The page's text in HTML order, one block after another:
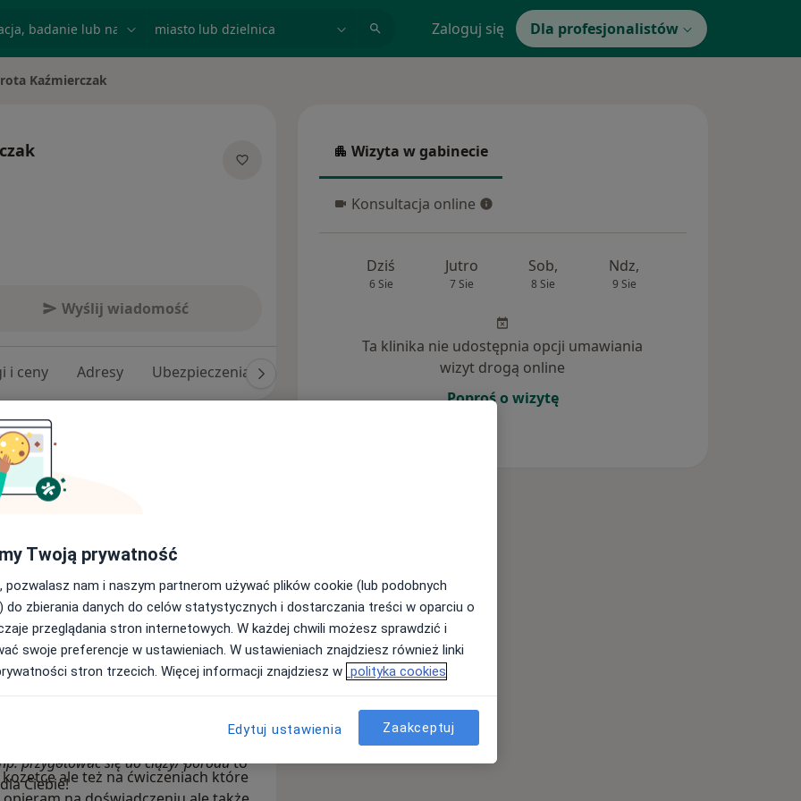
Zaloguj się Dla profesjonalistów
Kaźmierczak
Wyślij wiadomość
i ceny Adresy Ubezpieczenia Odpowiedzi na pytania (7)
mgr fizjoterapii. Ukończyłam
a doświadczenie w zawodzie
i głównie w tej
z fizjoterapią
się, że moje miesiączki nie
i czuję ogromną pasję pracując
moczu/ gazów/ stolca,
krocza, kręgosłupa lędźwiowego,
przygotować się do ciąży/ poroduto
Ciebie!
w fizjoterapii ortopedycznej
holistycznym (całościowym). W
ale też na ćwiczeniach które
Wizyta w gabinecie
Wizyta w gabinecie
Konsultacja online
Konsultacja online
Dziś
6 Sie
Jutro
7 Sie
Sob,
8 Sie
Ndz,
9 Sie
Ta klinika nie udostępnia opcji umawiania
wizyt drogą online
Poproś o wizytę
Twoją prywatność
pozwalasz nam i naszym partnerom używać plików cookie (lub podobnych
do zbierania danych do celów statystycznych i dostarczania treści w oparciu o
przeglądania stron internetowych. W każdej chwili możesz sprawdzić i
swoje preferencje w ustawieniach. W ustawieniach znajdziesz również linki
stron trzecich. Więcej informacji znajdziesz w polityka cookies
Edytuj ustawienia Zaakceptuj